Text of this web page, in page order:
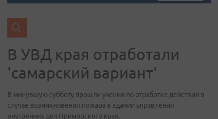
В УВД края отработали
'самарский вариант'
В минувшую субботу прошли учения по отработке действий в
случае возникновения пожара в здании управления
внутренних дел Приморского края.